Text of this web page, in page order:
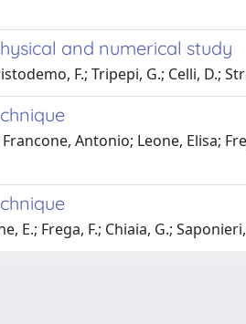
and numerical study
F.; Tripepi, G.; Celli, D.;
Antonio; Leone, Elisa;
E.; Frega, F.; Chiaia, G.;